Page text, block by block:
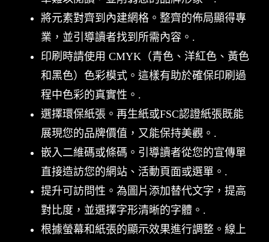
將元素對齊到內建網格。整齊的佈局顯得專
業，並引導讀者找到所需內容。.
印刷時請使用 CMYK（青色、洋紅色、黃色
和黑色）色彩模式。這樣有助於確保印刷過
程中色彩的真實性。.
選擇環保紙張。再生紙或FSC認證紙張既能
展現您的品牌價值，又能保持美觀。.
嵌入二維碼或條碼。引導讀者從您的宣傳單
直接造訪您的網站、活動頁面或選單。.
提升可訪問性。為圖片添加替代文字，提高
對比度，並選擇字形清晰的字體。.
根據螢幕和紙張的顯示效果進行調整。線上